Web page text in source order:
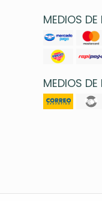
MEDIOS
MEDIOS DE